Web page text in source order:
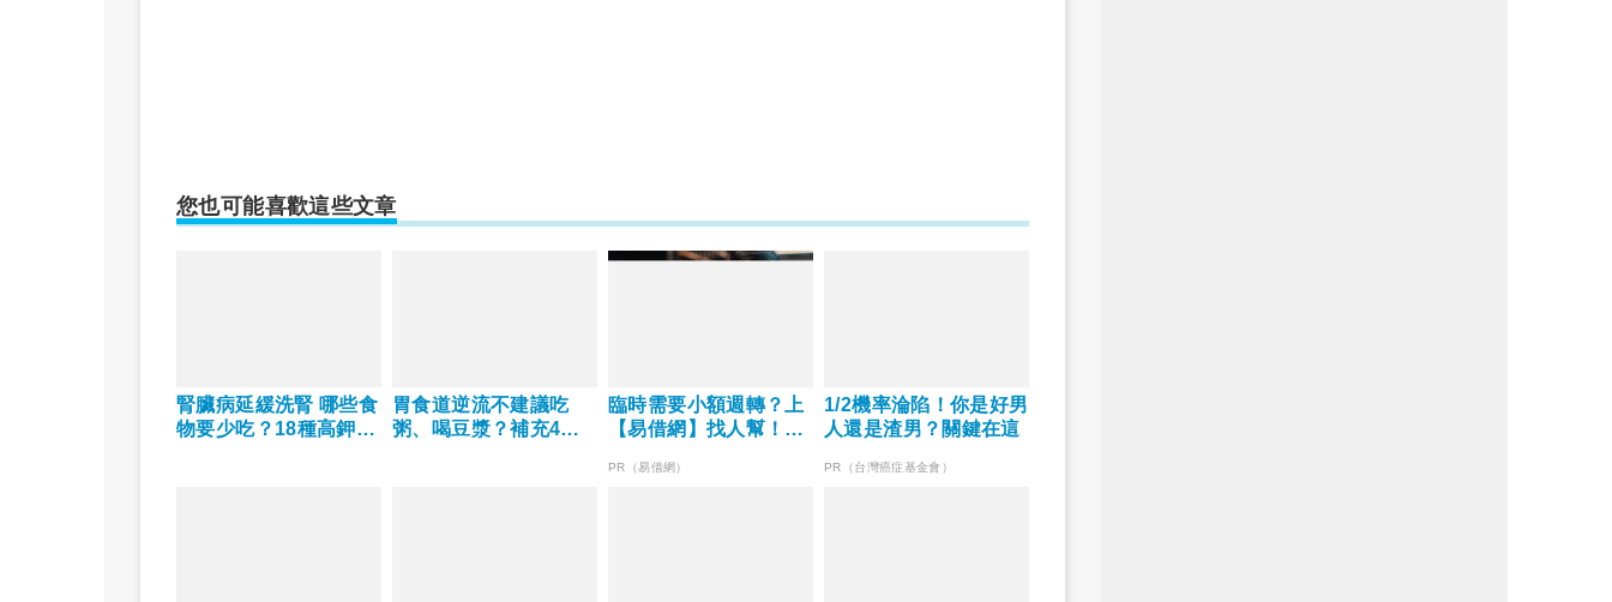
您也可能喜歡這些文章
腎臟病延緩洗腎 哪些食
物要少吃？18種高鉀高
胃食道逆流不建議吃
粥、喝豆漿？補充4大
臨時需要小額週轉？上
【易借網】找人幫！資
PR（易借網）
1/2機率淪陷！你是好男
人還是渣男？關鍵在這
PR（台灣癌症基金會）